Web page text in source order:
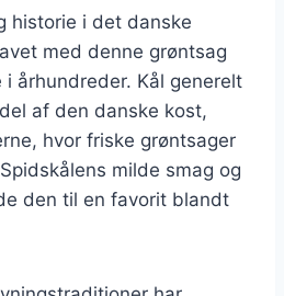
historie i det danske
med denne grøntsag
århundreder. Kål generelt
af den danske kost,
hvor friske grøntsager
milde smag og
den til en favorit blandt